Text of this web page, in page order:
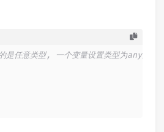
意类型, 一个变量设置类型为any后相当